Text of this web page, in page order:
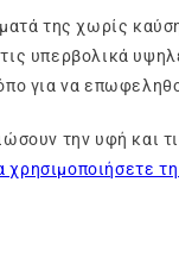
της χωρίς
υπερβολικά
για να
την υφή και
χρησιμοποιήσετε